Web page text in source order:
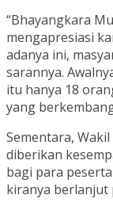
“Bhayangkara
mengapresiasi
adanya ini,
sarannya.
itu hanya 18
yang
Sementara,
diberikan
bagi para
kiranya berlanjut